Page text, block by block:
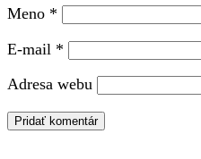
Meno *
E-mail *
Adresa webu